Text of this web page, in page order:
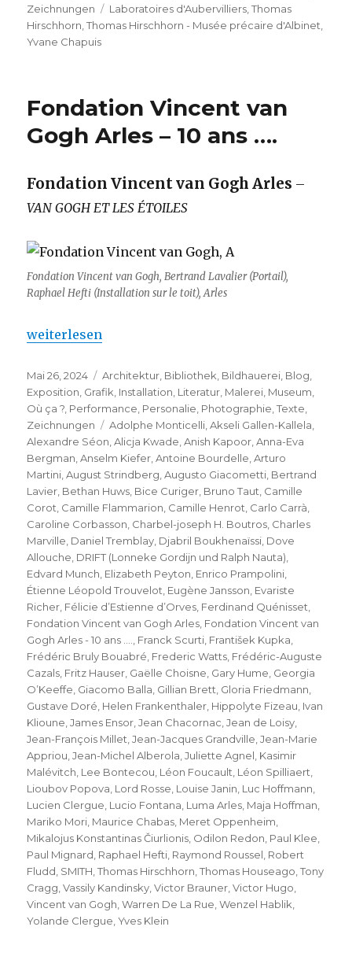
Zeichnungen
Schlagwörter
Laboratoires d'Aubervilliers,Thomas
Hirschhorn,Thomas Hirschhorn - Musée précaire d'Albinet,
Yvane Chapuis
Fondation Vincent van
Gogh Arles – 10 ans ….
Fondation Vincent van Gogh Arles –
VAN GOGH ET LES ÉTOILES
Fondation Vincent van Gogh, Bertrand Lavalier (Portail),
Raphael Hefti (Installation sur le toit), Arles
„Fondation Vincent van Gogh Arles – 10 ans ….“
weiterlesen
Veröffentlicht
am
Mai 26, 2024 Kategorien
Architektur, Bibliothek, Bildhauerei, Blog,
Exposition, Grafik, Installation, Literatur, Malerei, Museum,
Où ça ?, Performance, Personalie, Photographie,Texte,
Zeichnungen
Schlagwörter
Adolphe Monticelli,Akseli Gallen-Kallela,
Alexandre Séon,Alicja Kwade,Anish Kapoor,Anna-Eva
Bergman,Anselm Kiefer,Antoine Bourdelle,Arturo
Martini,August Strindberg,Augusto Giacometti, Bertrand
Lavier, Bethan Huws, Bice Curiger, Bruno Taut, Camille
Corot, Camille Flammarion, Camille Henrot, Carlo Carrà,
Caroline Corbasson, Charbel-joseph H. Boutros, Charles
Marville, Daniel Tremblay, Djabril Boukhenaïssi, Dove
Allouche, DRIFT (Lonneke Gordijn und Ralph Nauta),
Edvard Munch, Elizabeth Peyton, Enrico Prampolini,
Étienne Léopold Trouvelot, Eugène Jansson, Evariste
Richer, Félicie d’Estienne d’Orves, Ferdinand Quénisset,
Fondation Vincent van Gogh Arles, Fondation Vincent van
Gogh Arles - 10 ans ...., Franck Scurti, František Kupka,
Frédéric Bruly Bouabré, Frederic Watts, Frédéric-Auguste
Cazals, Fritz Hauser, Gaëlle Choisne, Gary Hume, Georgia
O’Keeffe, Giacomo Balla, Gillian Brett, Gloria Friedmann,
Gustave Doré, Helen Frankenthaler, Hippolyte Fizeau, Ivan
Klioune,James Ensor,Jean Chacornac,Jean de Loisy,
Jean-François Millet,Jean-Jacques Grandville,Jean-Marie
Appriou,Jean-Michel Alberola,Juliette Agnel, Kasimir
Malévitch, Lee Bontecou, Léon Foucault, Léon Spilliaert,
Lioubov Popova, Lord Rosse, Louise Janin, Luc Hoffmann,
Lucien Clergue, Lucio Fontana, Luma Arles, Maja Hoffman,
Mariko Mori, Maurice Chabas, Meret Oppenheim,
Mikalojus Konstantinas Čiurlionis, Odilon Redon, Paul Klee,
Paul Mignard, Raphael Hefti, Raymond Roussel, Robert
Fludd, SMITH,Thomas Hirschhorn,Thomas Houseago,Tony
Cragg,Vassily Kandinsky,Victor Brauner,Victor Hugo,
Vincent van Gogh,Warren De La Rue,Wenzel Hablik,
Yolande Clergue,Yves Klein